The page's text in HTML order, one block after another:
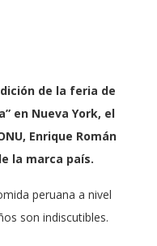
de la feria de
en Nueva York, el
Enrique Román
la marca país.
peruana a nivel
son indiscutibles.